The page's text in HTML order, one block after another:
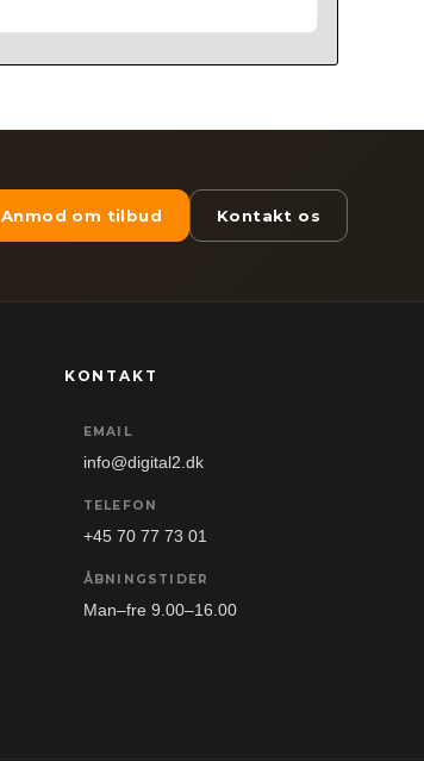
Anmod om tilbud Kontakt os
KONTAKT
EMAIL
info@digital2.dk
TELEFON
+45 70 77 73 01
ÅBNINGSTIDER
Man–fre 9.00–16.00